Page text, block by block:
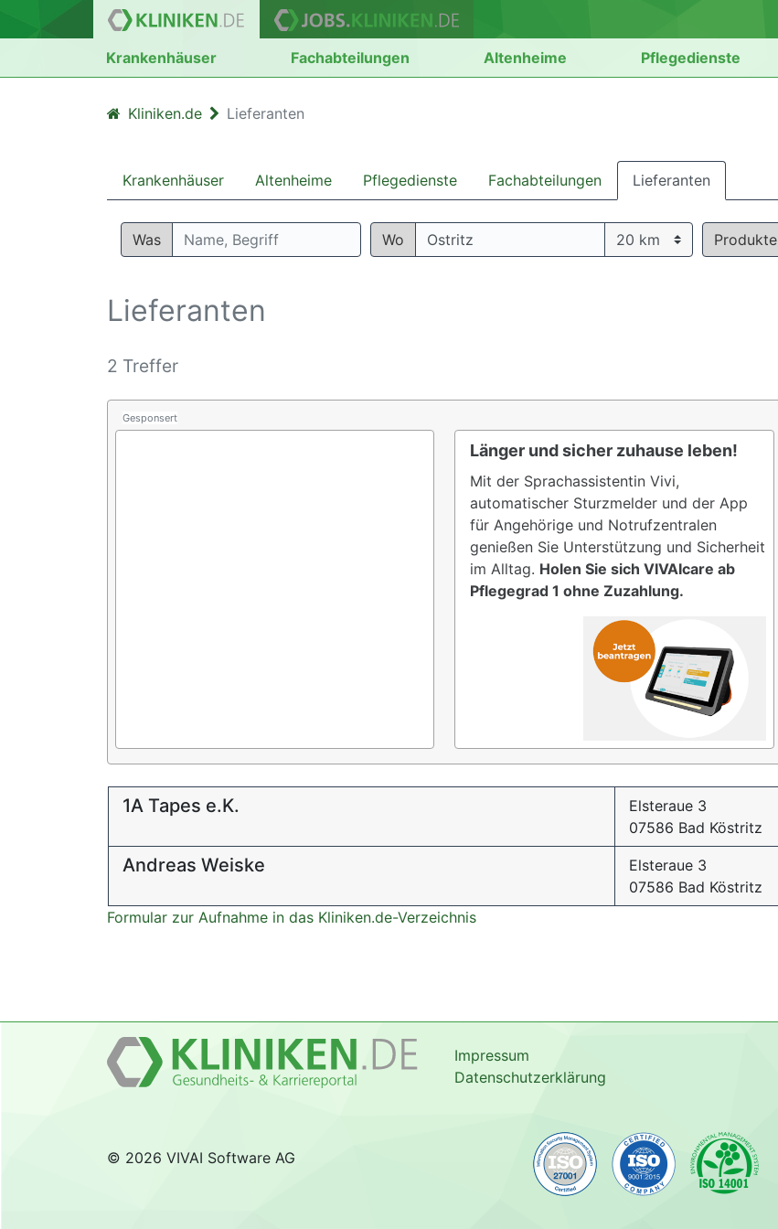
Krankenhäuser Fachabteilungen Altenheime Pflegedienste
Kliniken.de Lieferanten
Krankenhäuser Altenheime Pflegedienste Fachabteilungen Lieferanten
Was Wo Produkte
Lieferanten
2 Treffer
Gesponsert
Länger und sicher zuhause leben!
Mit der Sprachassistentin Vivi,
automatischer Sturzmelder und der App
für Angehörige und Notrufzentralen
genießen Sie Unterstützung und Sicherheit
im Alltag. Holen Sie sich VIVAIcare ab
Pflegegrad 1 ohne Zuzahlung.
1A Tapes e.K.
Elsteraue 3
07586 Bad Köstritz
Andreas Weiske
Elsteraue 3
07586 Bad Köstritz
Formular zur Aufnahme in das Kliniken.de-Verzeichnis
Impressum
Datenschutzerklärung
© 2026 VIVAI Software AG